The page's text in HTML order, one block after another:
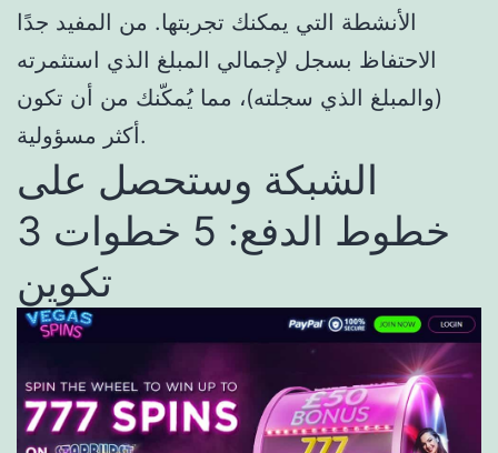
الأنشطة التي يمكنك تجربتها. من المفيد جدًا
الاحتفاظ بسجل لإجمالي المبلغ الذي استثمرته
(والمبلغ الذي سجلته)، مما يُمكّنك من أن تكون
أكثر مسؤولية.
الشبكة وستحصل على
خطوط الدفع: 5 خطوات 3
تكوين